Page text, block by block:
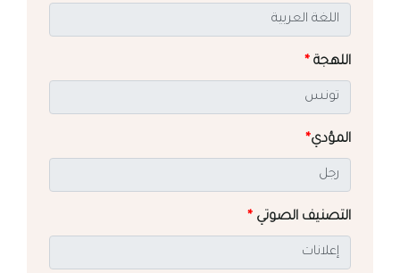
اللهجة *
المؤدي*
التصنيف الصوتي *